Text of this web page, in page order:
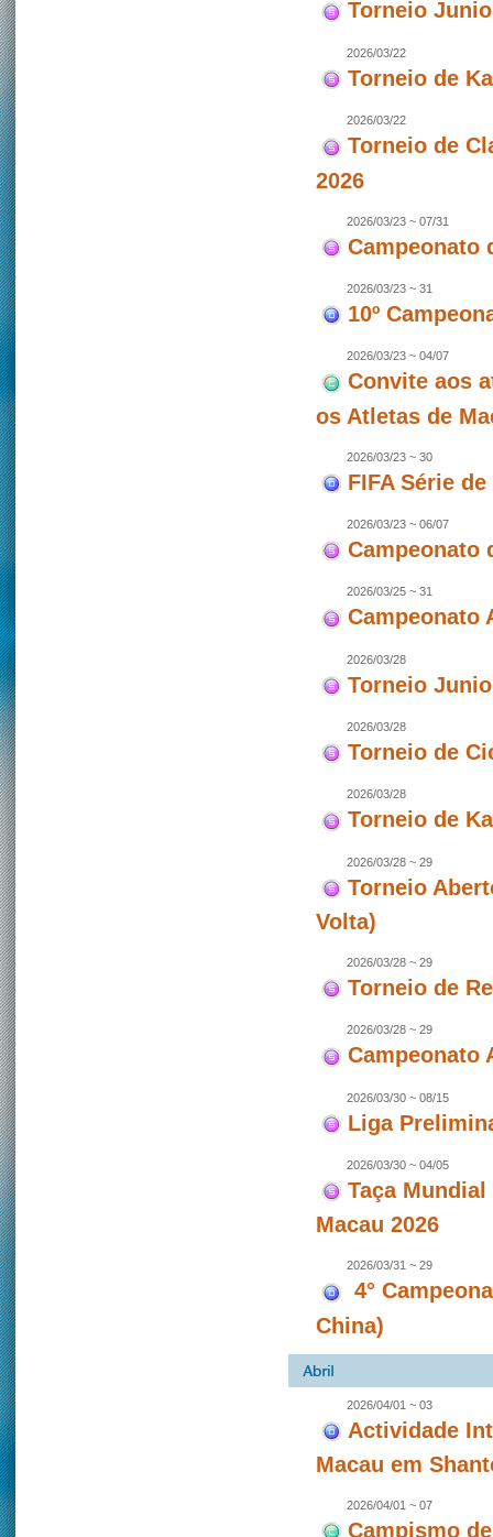
Torneio
2026/03/22
Torneio de
2026/03/22
Torneio de
2026
2026/03/23 ~ 07/31
Campeonato
2026/03/23 ~ 31
10º
2026/03/23 ~ 04/07
Convite aos
os Atletas de
2026/03/23 ~ 30
FIFA Série
2026/03/23 ~ 06/07
Campeonato
2026/03/25 ~ 31
Campeonato
2026/03/28
Torneio
2026/03/28
Torneio de
2026/03/28
Torneio de
2026/03/28 ~ 29
Torneio
Volta)
2026/03/28 ~ 29
Torneio de
2026/03/28 ~ 29
Campeonato
2026/03/30 ~ 08/15
Liga
2026/03/30 ~ 04/05
Taça
Macau 2026
2026/03/31 ~ 29
4°
China)
2026/04/01 ~ 03
Actividade
Macau em
2026/04/01 ~ 07
Campismo